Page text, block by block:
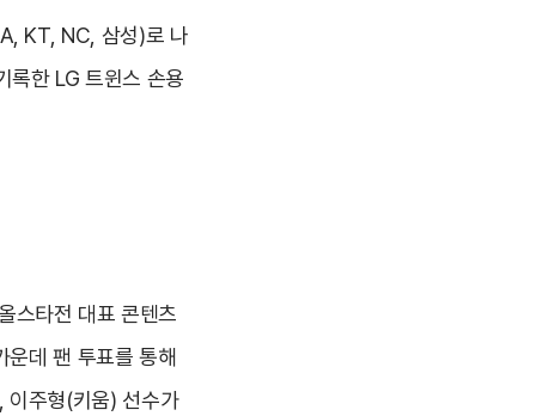
KT, NC, 삼성)로 나
록한 LG 트윈스 손용
스타전 대표 콘텐츠
데 팬 투표를 통해
이주형(키움) 선수가